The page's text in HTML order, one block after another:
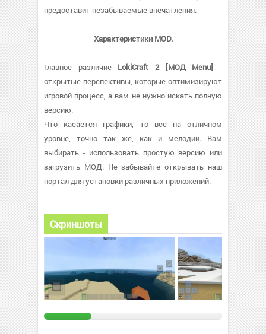
предоставит незабываемые впечатления.
Характеристики MOD.
Главное различие LokiCraft 2 [МОД Menu] -
открытые перспективы, которые оптимизируют
игровой процесс, а вам не нужно искать полную
версию.
Что касается графики, то все на отличном
уровне, точно так же, как и мелодии. Вам
выбирать - использовать простую версию или
загрузить МОД. Не забывайте открывать наш
портал для установки различных приложений.
Скриншоты